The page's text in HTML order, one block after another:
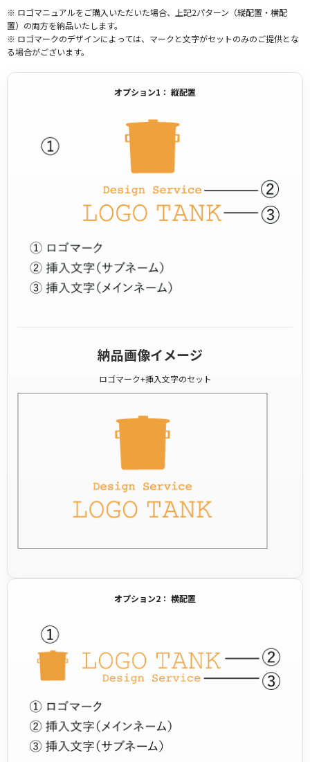
※ ロゴマニュアルをご購入いただいた場合、上記2パターン（縦配置・横配
置）の両方を納品いたします。
※ ロゴマークのデザインによっては、マークと文字がセットのみのご提供とな
る場合がございます。
オプション1： 縦配置
納品画像イメージ
ロゴマーク+挿入文字のセット
オプション2： 横配置